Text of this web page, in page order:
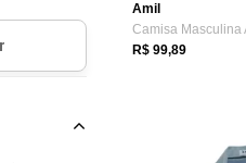
Amil
R$ 99,89